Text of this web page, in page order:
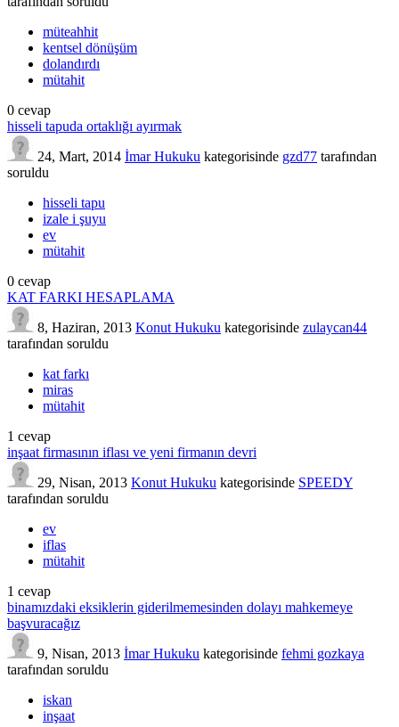
müteahhit
kentsel dönüşüm
dolandırdı
mütahit
0 cevap
hisseli tapuda ortaklığı ayırmak
24, Mart, 2014 İmar Hukuku kategorisinde gzd77 tarafından
soruldu
hisseli tapu
izale i şuyu
ev
mütahit
0 cevap
KAT FARKI HESAPLAMA
8, Haziran, 2013 Konut Hukuku kategorisinde zulaycan44
tarafından soruldu
kat farkı
miras
mütahit
1 cevap
inşaat firmasının iflası ve yeni firmanın devri
29, Nisan, 2013 Konut Hukuku kategorisinde SPEEDY
tarafından soruldu
ev
iflas
mütahit
1 cevap
binamızdaki eksiklerin giderilmemesinden dolayı mahkemeye
başvuracağız
9, Nisan, 2013 İmar Hukuku kategorisinde fehmi gozkaya
tarafından soruldu
iskan
inşaat